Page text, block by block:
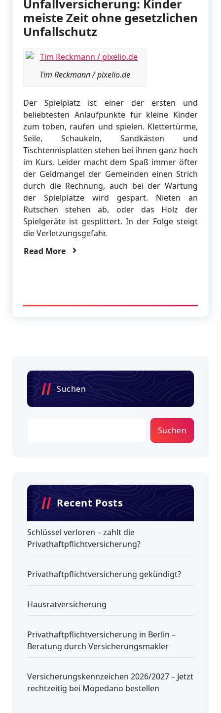
Unfallversicherung: Kinder
meiste Zeit ohne gesetzlichen
Unfallschutz
Tim Reckmann / pixelio.de
Der Spielplatz ist einer der ersten und
beliebtesten Anlaufpunkte für kleine Kinder
zum toben, raufen und spielen. Klettertürme,
Seile, Schaukeln, Sandkästen und
Tischtennisplatten stehen bei ihnen ganz hoch
im Kurs. Leider macht dem Spaß immer öfter
der Geldmangel der Gemeinden einen Strich
durch die Rechnung, auch bei der Wartung
der Spielplätze wird gespart. Nieten an
Rutschen stehen ab, oder das Holz der
Spielgeräte ist gesplittert. In der Folge steigt
die Verletzungsgefahr.
Read More
Suchen
Suchen
Recent Posts
Schlüssel verloren – zahlt die
Privathaftpflichtversicherung?
Privathaftpflichtversicherung gekündigt?
Hausratversicherung
Privathaftpflichtversicherung in Berlin –
Beratung durch Versicherungsmakler
Versicherungskennzeichen 2026/2027 – Jetzt
rechtzeitig bei Mopedano bestellen